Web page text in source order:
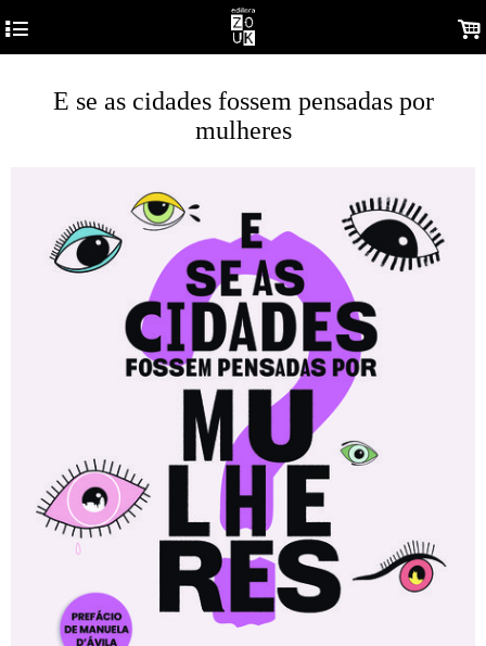
4 .
E se as cidades fossem pensadas por
mulheres